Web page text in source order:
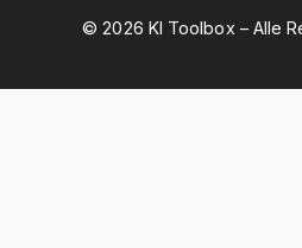
© 2026 KI Toolbox – Alle